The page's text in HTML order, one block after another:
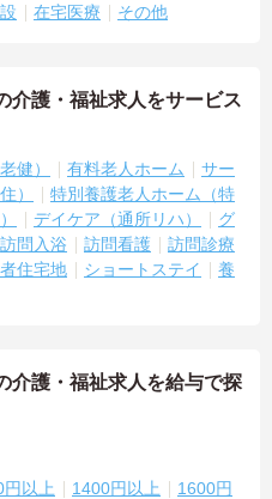
在宅医療 その他
介護・福祉求人をサービス
健） 有料老人ホーム
サー
）
特別養護老人ホーム（特
デイケア（通所リハ）
グ
訪問入浴 訪問看護
訪問診療
住宅地 ショートステイ
養
介護・福祉求人を給与で探
円以上 1400円以上
1600円